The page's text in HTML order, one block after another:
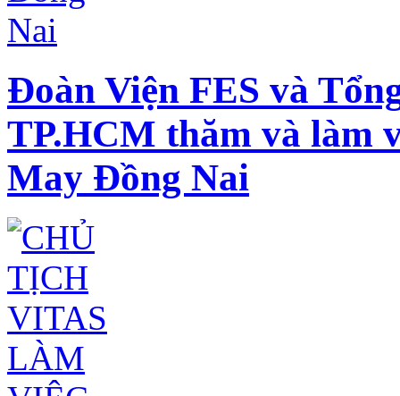
Đoàn Viện FES và
TP.HCM thăm và làm
May Đồng Nai